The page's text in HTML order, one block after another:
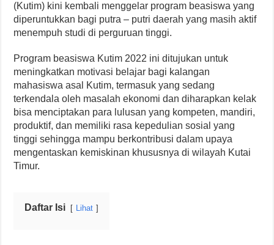
(Kutim) kini kembali menggelar program beasiswa yang
diperuntukkan bagi putra – putri daerah yang masih aktif
menempuh studi di perguruan tinggi.
Program beasiswa Kutim 2022 ini ditujukan untuk
meningkatkan motivasi belajar bagi kalangan
mahasiswa asal Kutim, termasuk yang sedang
terkendala oleh masalah ekonomi dan diharapkan kelak
bisa menciptakan para lulusan yang kompeten, mandiri,
produktif, dan memiliki rasa kepedulian sosial yang
tinggi sehingga mampu berkontribusi dalam upaya
mengentaskan kemiskinan khususnya di wilayah Kutai
Timur.
Daftar Isi Lihat